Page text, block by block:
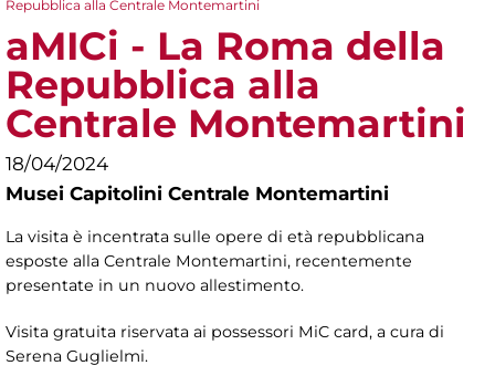
Tu sei qui
Repubblica alla Centrale Montemartini
aMICi - La Roma della
Repubblica alla
Centrale Montemartini
18/04/2024
Musei Capitolini Centrale Montemartini
La visita è incentrata sulle opere di età repubblicana
esposte alla Centrale Montemartini, recentemente
presentate in un nuovo allestimento.
Visita gratuita riservata ai possessori MiC card, a cura di
Serena Guglielmi.